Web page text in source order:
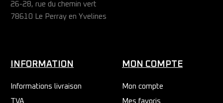
26-28, rue du chemin vert
78610 Le Perray en Yvelines
INFORMATION
Informations livraison
TVA
MON COMPTE
Mon compte
Mes favoris